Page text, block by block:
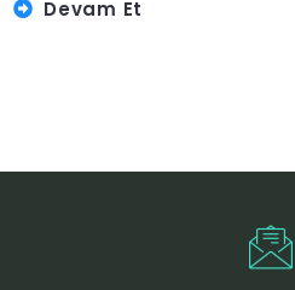
Devam Et